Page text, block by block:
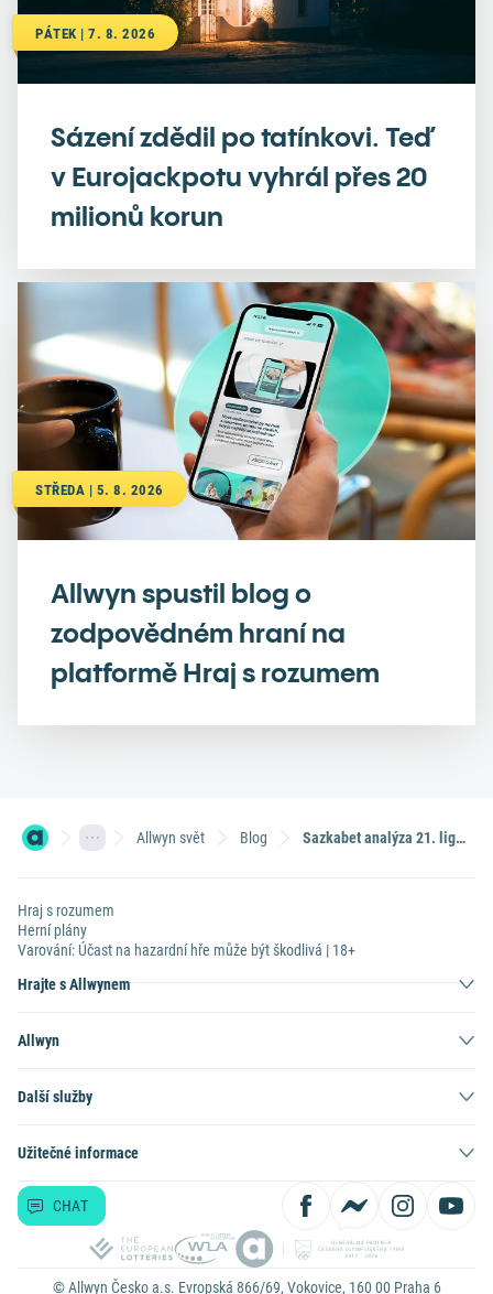
PÁTEK | 7. 8. 2026
Sázení zdědil po tatínkovi. Teď
v Eurojackpotu vyhrál přes 20
milionů korun
STŘEDA | 5. 8. 2026
Allwyn spustil blog o
zodpovědném hraní na
platformě Hraj s rozumem
Allwyn svět Blog Sazkabet analýza 21. ligového kola
Hraj s rozumem
Herní plány
Varování: Účast na hazardní hře může být škodlivá | 18+
Hrajte s Allwynem
Allwyn
Další služby
Užitečné informace
CHAT
© Allwyn Česko a.s. Evropská 866/69, Vokovice, 160 00 Praha 6